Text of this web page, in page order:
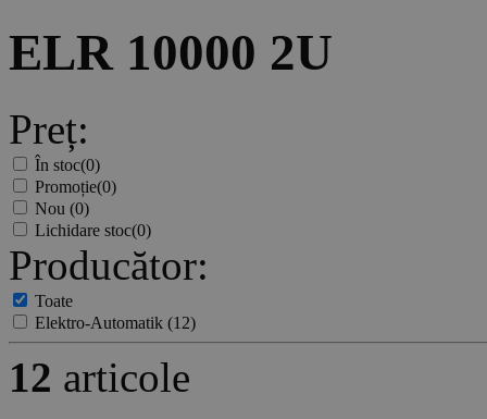
ELR 10000 2U
Preț:
În stoc(0)
Promoție(0)
Nou (0)
Lichidare stoc(0)
Producător:
Toate
Elektro-Automatik (12)
12 articole